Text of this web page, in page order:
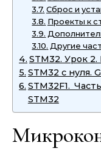
Сброс и
Проекты к
Другие
STM32. Урок
STM32 с нуля.
STM32F1.
STM32